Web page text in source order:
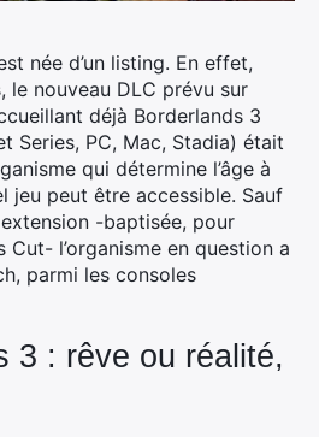
née d’un listing. En effet,
le nouveau DLC prévu sur
déjà Borderlands 3
Series, PC, Mac, Stadia) était
qui détermine l’âge à
jeu peut être accessible. Sauf
-baptisée, pour
Cut- l’organisme en question a
parmi les consoles
3 : rêve ou réalité,